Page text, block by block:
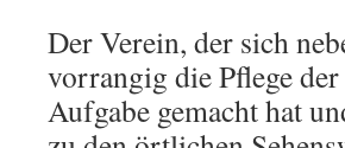
Der Verein, der sich
vorrangig die Pflege
Aufgabe gemacht hat